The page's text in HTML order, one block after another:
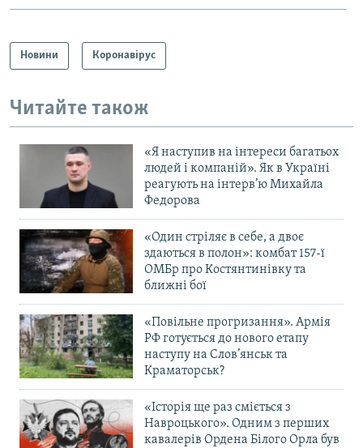
Новини Коронавірус
Читайте також
«Я наступив на інтереси багатьох
людей і компаній». Як в Україні
реагують на інтерв’ю Михайла
Федорова
«Один стріляє в себе, а двоє
здаються в полон»: комбат 157-ї
ОМБр про Костянтинівку та
ближні бої
«Повільне прогризання». Армія
РФ готується до нового етапу
наступу на Слов’янськ та
Краматорськ?
«Історія ще раз сміється з
Навроцького». Одним з перших
кавалерів Ордена Білого Орла був